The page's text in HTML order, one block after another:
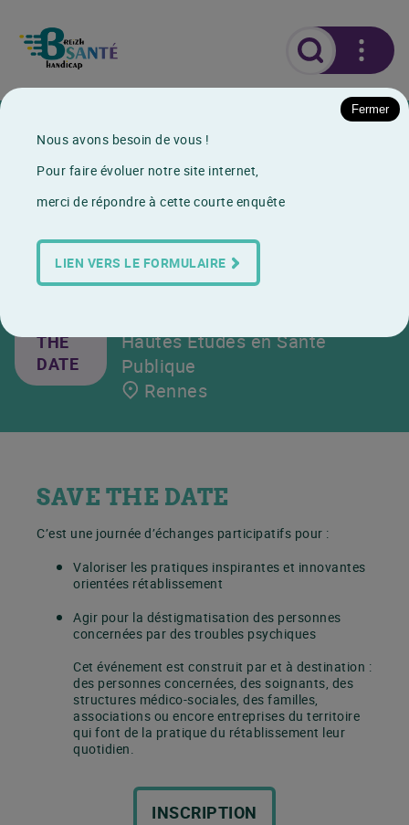
Agenda
Les Ateliers du
rétablissement en santé
mentale
THE
DATE
19 Décembre 2023
Hautes Etudes en Santé
Publique
Rennes
SAVE THE DATE
C’est une journée d’échanges participatifs pour :
Valoriser les pratiques inspirantes et innovantes
orientées rétablissement
Agir pour la déstigmatisation des personnes
concernées par des troubles psychiques
Cet événement est construit par et à destination :
des personnes concernées, des soignants, des
structures médico-sociales, des familles,
associations ou encore entreprises du territoire
qui font de la pratique du rétablissement leur
quotidien.
INSCRIPTION
Fermer
Nous avons besoin de vous !
Pour faire évoluer notre site internet,
merci de répondre à cette courte enquête
LIEN VERS LE FORMULAIRE